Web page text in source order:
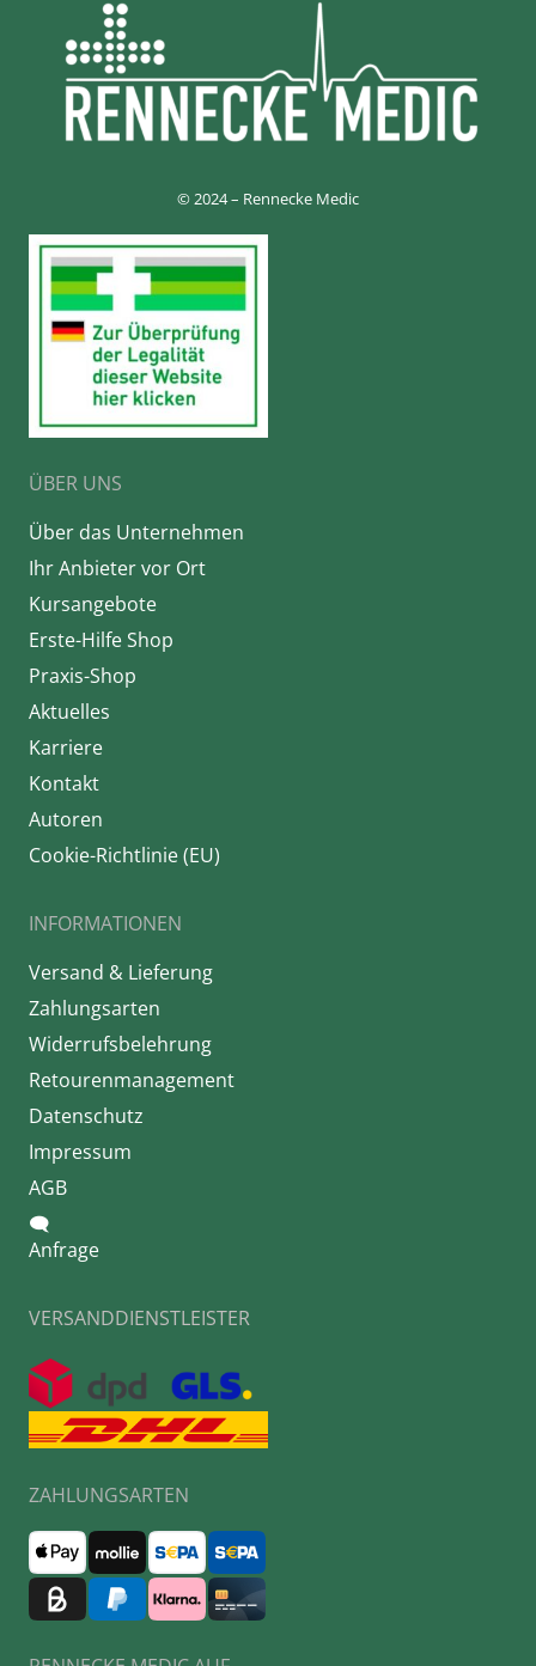
© 2024 – Rennecke Medic
ÜBER UNS
Über das Unternehmen
Ihr Anbieter vor Ort
Kursangebote
Erste-Hilfe Shop
Praxis-Shop
Aktuelles
Karriere
Kontakt
Autoren
Cookie-Richtlinie (EU)
INFORMATIONEN
Versand & Lieferung
Zahlungsarten
Widerrufsbelehrung
Retourenmanagement
Datenschutz
Impressum
AGB
🗨
Anfrage
VERSANDDIENSTLEISTER
ZAHLUNGSARTEN